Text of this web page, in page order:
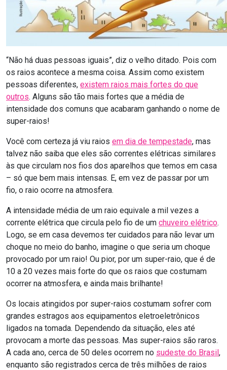
“Não há duas pessoas iguais”, diz o velho ditado. Pois com
os raios acontece a mesma coisa. Assim como existem
pessoas diferentes, existem raios mais fortes do que
outros. Alguns são tão mais fortes que a média de
intensidade dos comuns que acabaram ganhando o nome de
super-raios!
Você com certeza já viu raios em dia de tempestade, mas
talvez não saiba que eles são correntes elétricas similares
às que circulam nos fios dos aparelhos que temos em casa
– só que bem mais intensas. E, em vez de passar por um
fio, o raio ocorre na atmosfera.
A intensidade média de um raio equivale a mil vezes a
corrente elétrica que circula pelo fio de um chuveiro elétrico.
Logo, se em casa devemos ter cuidados para não levar um
choque no meio do banho, imagine o que seria um choque
provocado por um raio! Ou pior, por um super-raio, que é de
10 a 20 vezes mais forte do que os raios que costumam
ocorrer na atmosfera, e ainda mais brilhante!
Os locais atingidos por super-raios costumam sofrer com
grandes estragos aos equipamentos eletroeletrônicos
ligados na tomada. Dependendo da situação, eles até
provocam a morte das pessoas. Mas super-raios são raros.
A cada ano, cerca de 50 deles ocorrem no sudeste do Brasil,
enquanto são registrados cerca de três milhões de raios